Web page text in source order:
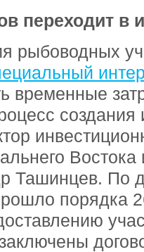
переходит в
рыбоводных
временные
Востока
Ташинцев. По
порядка